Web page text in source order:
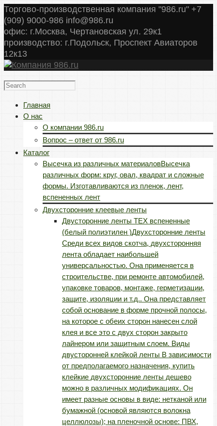
Торгово-производственная компания "986.ru" +7
(909) 9000-986 info@986.ru
офис: г.Москва, Чертановская ул. 29к1
производство: г.Подольск, Проспект Авиаторов
12к13
Главная
О нас
О компании 986.ru
Вопрос – ответ от 986.ru
Каталог
Высечка из различных материаловВысечка
различных форм: круг, овал, квадрат и сложные
формы. Изготавливаются из пленок, лент,
вспененных лент
Двухсторонние клеевые ленты
Двусторонние ленты TEX вспененные
(белый полиэтилен )Двухсторонние ленты
Среди всех видов скотча, двухсторонняя
лента обладает наибольшей
универсальностью. Она применяется в
строительстве, при ремонте автомобилей,
упаковке товаров, монтаже, герметизации,
защите, изоляции и т.д.. Она представляет
собой основание в форме прочной полосы,
на которое с обеих сторон нанесен слой
клея и все это с двух сторон закрыто
лайнером или защитным слоем. Виды
двусторонней клейкой ленты В зависимости
от предполагаемого назначения, купить
клейкие двухсторонние ленты дешево
можно в различных модификациях. Он
имеет разные основы в виде: нетканой или
бумажной (основой являются волокна
целлюлозы); на пленочной основе: ПВХ,